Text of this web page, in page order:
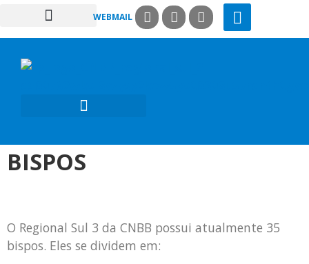
WEBMAIL
BISPOS
O Regional Sul 3 da CNBB possui atualmente 35
bispos. Eles se dividem em: